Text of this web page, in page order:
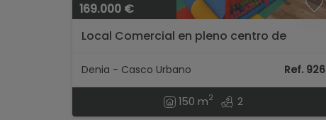
169.000 €
Local Comercial en pleno centro de
Denia - Casco Urbano Ref. 926
150 m2 2